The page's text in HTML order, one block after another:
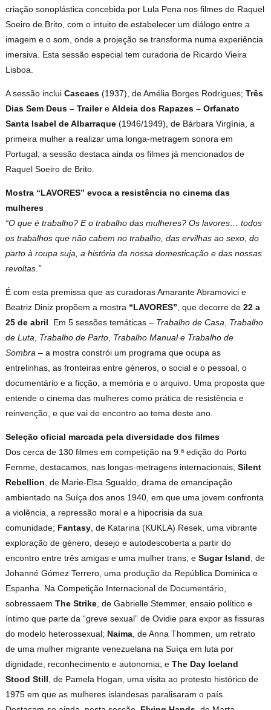
criação sonoplástica concebida por Lula Pena nos filmes de Raquel
Soeiro de Brito, com o intuito de estabelecer um diálogo entre a
imagem e o som, onde a projeção se transforma numa experiência
imersiva. Esta sessão especial tem curadoria de Ricardo Vieira
Lisboa.
A sessão incluiCascaes (1937), de Amélia Borges Rodrigues;Três
Dias Sem Deus – TrailereAldeia dos Rapazes – Orfanato
Santa Isabel de Albarraque (1946/1949), de Bárbara Virgínia, a
primeira mulher a realizar uma longa-metragem sonora em
Portugal; a sessão destaca ainda os filmes já mencionados de
Raquel Soeiro de Brito.
Mostra “LAVORES” evoca a resistência no cinema das
mulheres
“O que é trabalho? E o trabalho das mulheres? Os lavores… todos
os trabalhos que não cabem no trabalho, das ervilhas ao sexo, do
parto à roupa suja, a história da nossa domesticação e das nossas
revoltas.”
É com esta premissa que as curadoras Amarante Abramovici e
Beatriz Diniz propõem a mostra “LAVORES”, que decorre de22 a
25 de abril. Em 5 sessões temáticas – Trabalho de Casa, Trabalho
de Luta, Trabalho de Parto, Trabalho Manual e Trabalho de
Sombra – a mostra constrói um programa que ocupa as
entrelinhas, as fronteiras entre géneros, o social e o pessoal, o
documentário e a ficção, a memória e o arquivo. Uma proposta que
entende o cinema das mulheres como prática de resistência e
reinvenção, e que vai de encontro ao tema deste ano.
Seleção oficial marcada pela diversidade dos filmes
Dos cerca de 130 filmes em competição na 9.ª edição do Porto
Femme, destacamos, nas longas-metragens internacionais,Silent
Rebellion, de Marie-Elsa Sgualdo, drama de emancipação
ambientado na Suíça dos anos 1940, em que uma jovem confronta
a violência, a repressão moral e a hipocrisia da sua
comunidade; Fantasy, de Katarina (KUKLA) Resek, uma vibrante
exploração de género, desejo e autodescoberta a partir do
encontro entre três amigas e uma mulher trans; eSugar Island, de
Johanné Gómez Terrero, uma produção da República Dominica e
Espanha. Na Competição Internacional de Documentário,
sobressaemThe Strike, de Gabrielle Stemmer, ensaio político e
íntimo que parte da “greve sexual” de Ovidie para expor as fissuras
do modelo heterossexual; Naima, de Anna Thommen, um retrato
de uma mulher migrante venezuelana na Suíça em luta por
dignidade, reconhecimento e autonomia; eThe Day Iceland
Stood Still, de Pamela Hogan, uma visita ao protesto histórico de
1975 em que as mulheres islandesas paralisaram o país.